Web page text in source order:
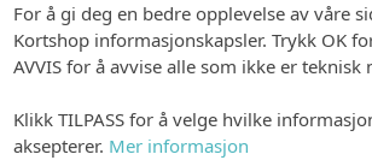
Velg mellom flere forskjellige
opp din trykkeklare fil.
Vi har flere dyktige designere som
et lite tillegg. Legg inn dine ønsker
For å gi deg en bedre opplevelse av våre
Kortshop informasjonskapsler. Trykk OK
AVVIS for å avvise alle som ikke er teknisk
Klikk TILPASS for å velge hvilke
aksepterer. Mer informasjon